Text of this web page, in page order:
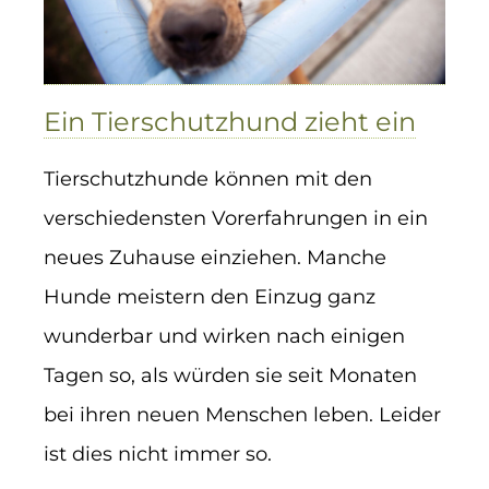
Ein Tierschutzhund zieht ein
Tierschutzhunde können mit den
verschiedensten Vorerfahrungen in ein
neues Zuhause einziehen. Manche
Hunde meistern den Einzug ganz
wunderbar und wirken nach einigen
Tagen so, als würden sie seit Monaten
bei ihren neuen Menschen leben. Leider
ist dies nicht immer so.